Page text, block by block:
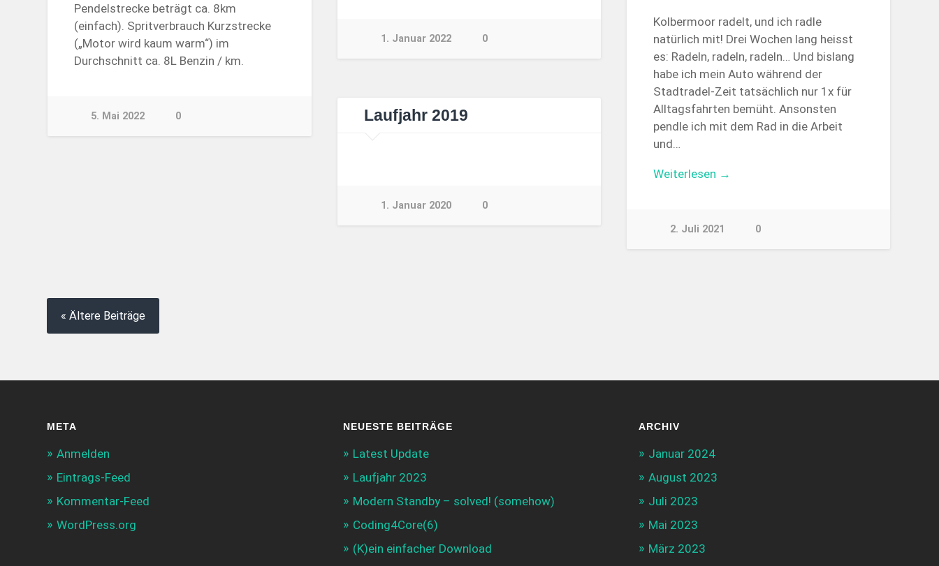
Pendelstrecke beträgt ca. 8km
(einfach). Spritverbrauch Kurzstrecke
(„Motor wird kaum warm“) im
Durchschnitt ca. 8L Benzin / km.
5. Mai 2022 0
1. Januar 2022 0
Kolbermoor radelt, und ich radle
natürlich mit! Drei Wochen lang heisst
es: Radeln, radeln, radeln… Und bislang
habe ich mein Auto während der
Stadtradel-Zeit tatsächlich nur 1x für
Alltagsfahrten bemüht. Ansonsten
pendle ich mit dem Rad in die Arbeit
und…
Weiterlesen →
2. Juli 2021 0
Laufjahr 2019
1. Januar 2020 0
« Ältere Beiträge
META
Anmelden
Eintrags-Feed
Kommentar-Feed
WordPress.org
NEUESTE BEITRÄGE
Latest Update
Laufjahr 2023
Modern Standby – solved! (somehow)
Coding4Core(6)
(K)ein einfacher Download
ARCHIV
Januar 2024
August 2023
Juli 2023
Mai 2023
März 2023